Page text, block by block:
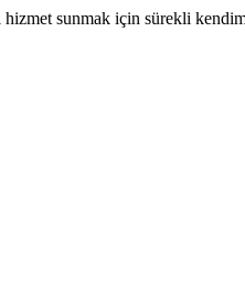
sunmak için sürekli